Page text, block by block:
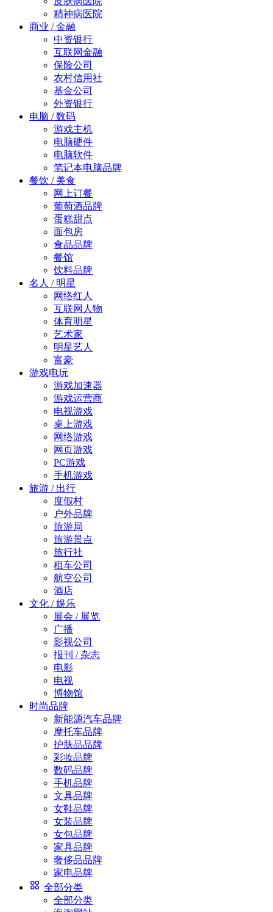
精神病医院
商业 / 金融
中资银行
互联网金融
保险公司
农村信用社
基金公司
外资银行
电脑 / 数码
游戏主机
电脑硬件
电脑软件
笔记本电脑品牌
餐饮 / 美食
网上订餐
葡萄酒品牌
蛋糕甜点
面包房
食品品牌
餐馆
饮料品牌
名人 / 明星
网络红人
互联网人物
体育明星
艺术家
明星艺人
富豪
游戏电玩
游戏加速器
游戏运营商
电视游戏
桌上游戏
网络游戏
网页游戏
PC游戏
手机游戏
旅游 / 出行
度假村
户外品牌
旅游局
旅游景点
旅行社
租车公司
航空公司
酒店
文化 / 娱乐
展会 / 展览
广播
影视公司
报刊 / 杂志
电影
电视
博物馆
时尚品牌
新能源汽车品牌
摩托车品牌
护肤品品牌
彩妆品牌
数码品牌
手机品牌
文具品牌
女鞋品牌
女装品牌
女包品牌
家具品牌
奢侈品品牌
家电品牌
全部分类
全部分类